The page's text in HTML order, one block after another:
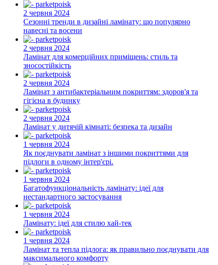
2 червня 2024
Сезонні тренди в дизайні ламінату: що популярно
навесні та восени
2 червня 2024
Ламінат для комерційних приміщень: стиль та
зносостійкість
2 червня 2024
Ламінат з антибактеріальним покриттям: здоров'я та
гігієна в будинку
2 червня 2024
Ламінат у дитячій кімнаті: безпека та дизайн
1 червня 2024
Як поєднувати ламінат з іншими покриттями для
підлоги в одному інтер'єрі.
1 червня 2024
Багатофункціональність ламінату: ідеї для
нестандартного застосування
1 червня 2024
Ламінату: ідеї для стилю хай-тек
1 червня 2024
Ламінат та тепла підлога: як правильно поєднувати для
максимального комфорту